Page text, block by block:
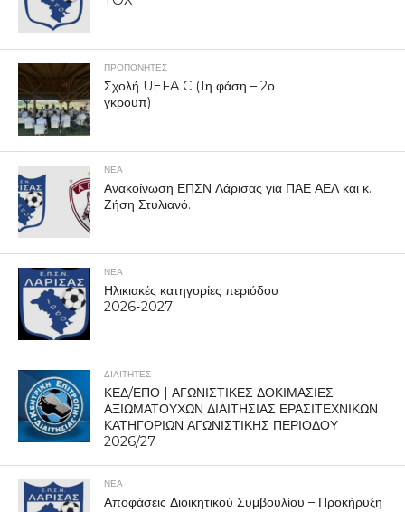
ΠΡΟΠΟΝΗΤΈΣ
Σχολή UEFA C (1η φάση – 2ο
γκρουπ)
ΝΕΑ
Ανακοίνωση ΕΠΣΝ Λάρισας για ΠΑΕ ΑΕΛ και κ.
Ζήση Στυλιανό.
ΝΕΑ
Ηλικιακές κατηγορίες περιόδου
2026-2027
ΔΙΑΙΤΗΤΕΣ
ΚΕΔ/ΕΠΟ | ΑΓΩΝΙΣΤΙΚΕΣ ΔΟΚΙΜΑΣΙΕΣ
ΑΞΙΩΜΑΤΟΥΧΩΝ ΔΙΑΙΤΗΣΙΑΣ ΕΡΑΣΙΤΕΧΝΙΚΩΝ
ΚΑΤΗΓΟΡΙΩΝ ΑΓΩΝΙΣΤΙΚΗΣ ΠΕΡΙΟΔΟΥ
2026/27
ΝΕΑ
Αποφάσεις Διοικητικού Συμβουλίου – Προκήρυξη